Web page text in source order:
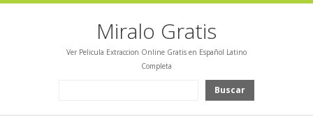
Miralo Gratis
Ver Pelicula Extraccion Online Gratis en Español Latino
Completa
Buscar